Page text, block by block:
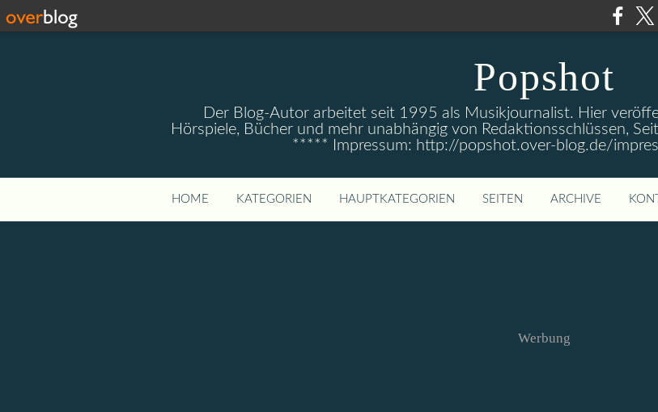
Popshot
Der Blog-Autor arbeitet seit 1995 als Musikjournalist. Hier
Hörspiele, Bücher und mehr unabhängig von Redaktionsschlüssen,
***** Impressum: http://popshot.over-blog.de/
HOME KATEGORIEN HAUPTKATEGORIEN SEITEN ARCHIVE
Werbung